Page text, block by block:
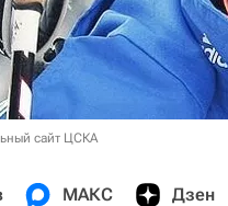
сайт ЦСКА
МАКС Дзен